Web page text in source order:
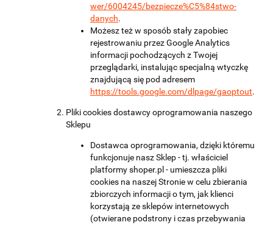
wer/6004245/bezpiecze%C5%84stwo-
danych.
Możesz też w sposób stały zapobiec
rejestrowaniu przez Google Analytics
informacji pochodzących z Twojej
przeglądarki, instalując specjalną wtyczkę
znajdującą się pod adresem
https://tools.google.com/dlpage/gaoptout.
Pliki cookies dostawcy oprogramowania naszego
Sklepu
Dostawca oprogramowania, dzięki któremu
funkcjonuje nasz Sklep - tj. właściciel
platformy shoper.pl - umieszcza pliki
cookies na naszej Stronie w celu zbierania
zbiorczych informacji o tym, jak klienci
korzystają ze sklepów internetowych
(otwierane podstrony i czas przebywania